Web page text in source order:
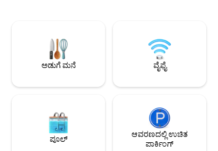
ಟ್ರಾಮ್ ಸ್ಟಾಪ್‌ಗಳು 25'ವಾಕ್ ಮ್ಯೂಸಿಯಂ ಐಲ್ಯಾಂಡ್
30' ವಾಕ್ ಅಲೆಕ್ಸಾಂಡರ್‌ಪ್ಲ್ಯಾಟ್ಜ್
ಬಳಸಲಾಗುತ್ತದೆ,
ಬಟ್ಟೆ ಅಥವಾ ವೈಯಕ್ತಿಕ
ಹಂಚಿಕೊಳ್ಳುವುದಿಲ್ಲ ದೀರ್ಘಾವಧಿಯ ಬಾಡಿಗೆಗಳಿಗೆ
ಹೆಚ್ಚುವರಿ
ಅಡುಗೆ ಮನೆ ವೈಫೈ
ಪೂಲ್
ಆವರಣದಲ್ಲಿ ಉಚಿತ
ಪಾರ್ಕಿಂಗ್